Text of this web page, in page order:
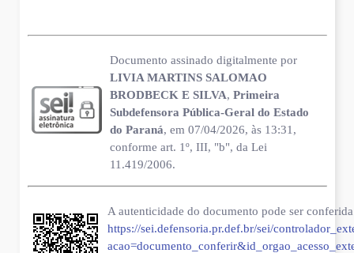
Documento assinado digitalmente por
LIVIA MARTINS SALOMAO
BRODBECK E SILVA, Primeira
Subdefensora Pública-Geral do Estado
do Paraná, em 07/04/2026, às 13:31,
conforme art. 1º, III, "b", da Lei
11.419/2006.
A autenticidade do documento pode ser
https://sei.defensoria.pr.def.br/sei/